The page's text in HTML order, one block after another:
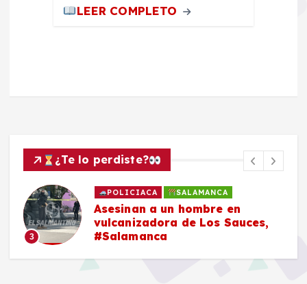
LEER COMPLETO
¿Te lo perdiste?
3
POLICIACA SALAMANCA
Asesinan a un hombre en
vulcanizadora de Los Sauces,
#Salamanca